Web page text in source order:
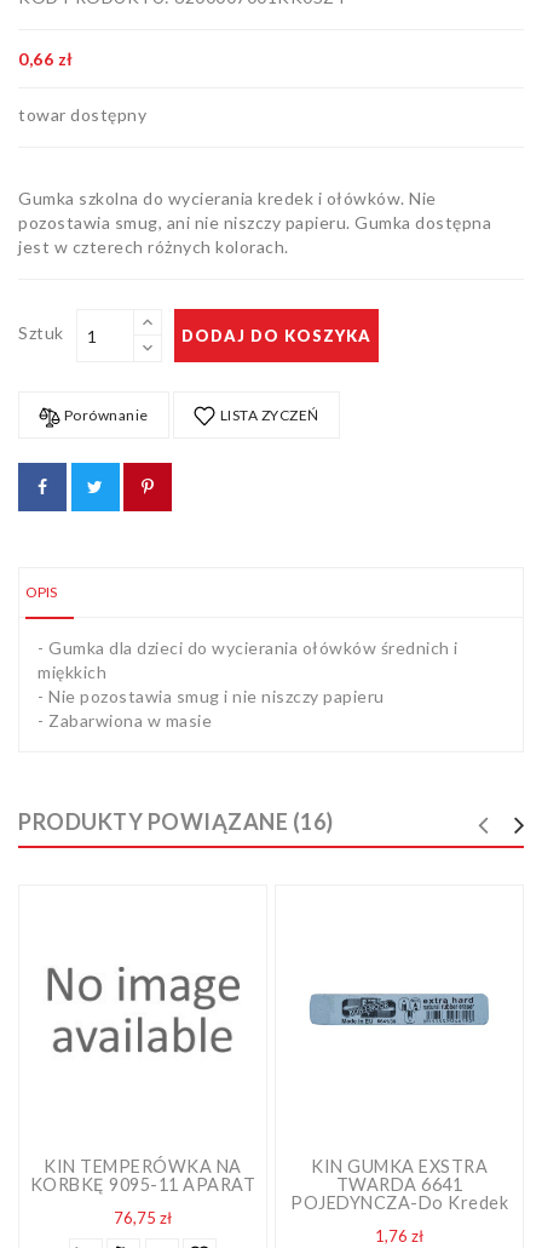
0,66 zł
towar dostępny
Gumka szkolna do wycierania kredek i ołówków. Nie
pozostawia smug, ani nie niszczy papieru. Gumka dostępna
jest w czterech różnych kolorach.
Sztuk DODAJ DO KOSZYKA
Porównanie LISTA ZYCZEŃ
OPIS
- Gumka dla dzieci do wycierania ołówków średnich i
miękkich
- Nie pozostawia smug i nie niszczy papieru
- Zabarwiona w masie
PRODUKTY POWIĄZANE (16)
KIN TEMPERÓWKA NA
KORBKĘ 9095-11 APARAT
76,75 złCena
KIN GUMKA EXSTRA
TWARDA 6641
POJEDYNCZA-Do Kredek
1,76 złCena